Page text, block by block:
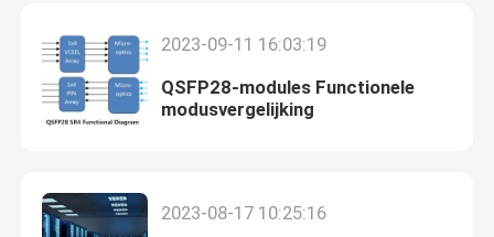
2023-09-11 16:03:19
QSFP28-modules Functionele
modusvergelijking
2023-08-17 10:25:16